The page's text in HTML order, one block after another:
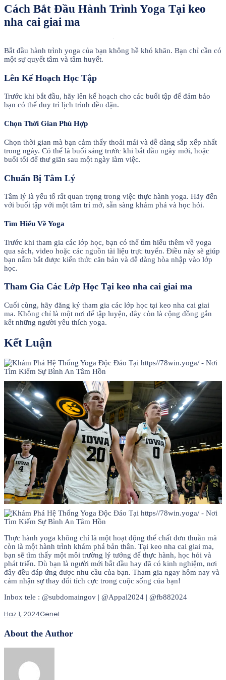
Cách Bắt Đầu Hành Trình Yoga Tại keo
nha cai giai ma
Bắt đầu hành trình yoga của bạn không hề khó khăn. Bạn chỉ cần có
một sự quyết tâm và tâm huyết.
Lên Kế Hoạch Học Tập
Trước khi bắt đầu, hãy lên kế hoạch cho các buổi tập để đảm bảo
bạn có thể duy trì lịch trình đều đặn.
Chọn Thời Gian Phù Hợp
Chọn thời gian mà bạn cảm thấy thoải mái và dễ dàng sắp xếp nhất
trong ngày. Có thể là buổi sáng trước khi bắt đầu ngày mới, hoặc
buổi tối để thư giãn sau một ngày làm việc.
Chuẩn Bị Tâm Lý
Tâm lý là yếu tố rất quan trọng trong việc thực hành yoga. Hãy đến
với buổi tập với một tâm trí mở, sẵn sàng khám phá và học hỏi.
Tìm Hiểu Về Yoga
Trước khi tham gia các lớp học, bạn có thể tìm hiểu thêm về yoga
qua sách, video hoặc các nguồn tài liệu trực tuyến. Điều này sẽ giúp
bạn nắm bắt được kiến thức căn bản và dễ dàng hòa nhập vào lớp
học.
Tham Gia Các Lớp Học Tại keo nha cai giai ma
Cuối cùng, hãy đăng ký tham gia các lớp học tại keo nha cai giai
ma. Không chỉ là một nơi để tập luyện, đây còn là cộng đồng gắn
kết những người yêu thích yoga.
Kết Luận
Thực hành yoga không chỉ là một hoạt động thể chất đơn thuần mà
còn là một hành trình khám phá bản thân. Tại keo nha cai giai ma,
bạn sẽ tìm thấy một môi trường lý tưởng để thực hành, học hỏi và
phát triển. Dù bạn là người mới bắt đầu hay đã có kinh nghiệm, nơi
đây đều đáp ứng được nhu cầu của bạn. Tham gia ngay hôm nay và
cảm nhận sự thay đổi tích cực trong cuộc sống của bạn!
Inbox tele : @subdomaingov | @Appal2024 | @fb882024
Haz 1, 2024Genel
About the Author